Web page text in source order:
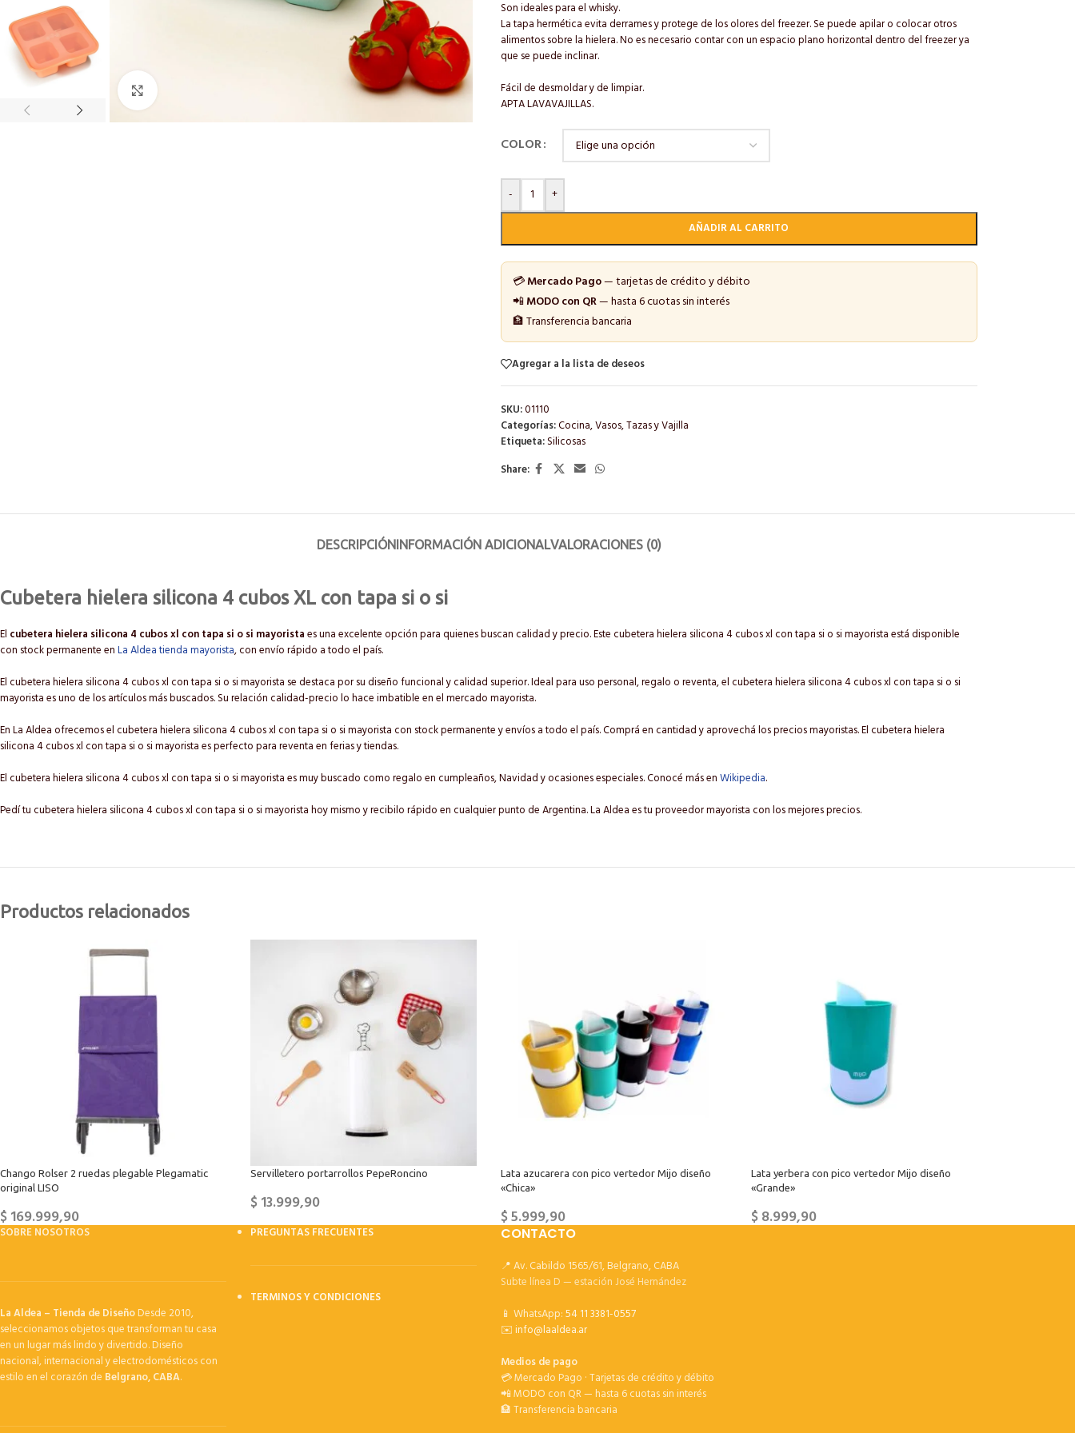
Son ideales para el whisky.
La tapa hermética evita derrames y protege de los olores del freezer. Se puede apilar o colocar otros
alimentos sobre la hielera. No es necesario contar con un espacio plano horizontal dentro del freezer ya
que se puede inclinar.
Fácil de desmoldar y de limpiar.
APTA LAVAVAJILLAS.
COLOR
-
+
AÑADIR AL CARRITO
💳Mercado Pago— tarjetas de crédito y débito
📲MODO con QR— hasta 6 cuotas sin interés
🏦 Transferencia bancaria
Agregar a la lista de deseos
SKU:01110
Categorías:Cocina,Vasos, Tazas y Vajilla
Etiqueta:Silicosas
Share:
DESCRIPCIÓNINFORMACIÓN ADICIONALVALORACIONES (0)
Cubetera hielera silicona 4 cubos XL con tapa si o si
El cubetera hielera silicona 4 cubos xl con tapa si o si mayoristaes una excelente opción para quienes buscan calidad y precio. Este cubetera hielera silicona 4 cubos xl con tapa si o si mayorista está disponible
con stock permanente enLa Aldea tienda mayorista, con envío rápido a todo el país.
El cubetera hielera silicona 4 cubos xl con tapa si o si mayorista se destaca por su diseño funcional y calidad superior. Ideal para uso personal, regalo o reventa, el cubetera hielera silicona 4 cubos xl con tapa si o si
mayorista es uno de los artículos más buscados. Su relación calidad-precio lo hace imbatible en el mercado mayorista.
En La Aldea ofrecemos el cubetera hielera silicona 4 cubos xl con tapa si o si mayorista con stock permanente y envíos a todo el país. Comprá en cantidad y aprovechá los precios mayoristas. El cubetera hielera
silicona 4 cubos xl con tapa si o si mayorista es perfecto para reventa en ferias y tiendas.
El cubetera hielera silicona 4 cubos xl con tapa si o si mayorista es muy buscado como regalo en cumpleaños, Navidad y ocasiones especiales. Conocé más enWikipedia.
Pedí tu cubetera hielera silicona 4 cubos xl con tapa si o si mayorista hoy mismo y recibilo rápido en cualquier punto de Argentina. La Aldea es tu proveedor mayorista con los mejores precios.
Productos relacionados
Chango Rolser 2 ruedas plegable Plegamatic
original LISO
$169.999,90
Servilletero portarrollos PepeRoncino
$13.999,90
Lata azucarera con pico vertedor Mijo diseño
«Chica»
$5.999,90
Lata yerbera con pico vertedor Mijo diseño
«Grande»
$8.999,90
SOBRE NOSOTROS
La Aldea – Tienda de DiseñoDesde 2010,
seleccionamos objetos que transforman tu casa
en un lugar más lindo y divertido. Diseño
nacional, internacional y electrodomésticos con
estilo en el corazón de Belgrano, CABA.
PREGUNTAS FRECUENTES
TERMINOS Y CONDICIONES
CONTACTO
📍 Av. Cabildo 1565/61, Belgrano, CABA
Subte línea D — estación José Hernández
📱 WhatsApp:54 11 3381-0557
✉️info@laaldea.ar
Medios de pago
💳 Mercado Pago · Tarjetas de crédito y débito
📲 MODO con QR — hasta 6 cuotas sin interés
🏦 Transferencia bancaria